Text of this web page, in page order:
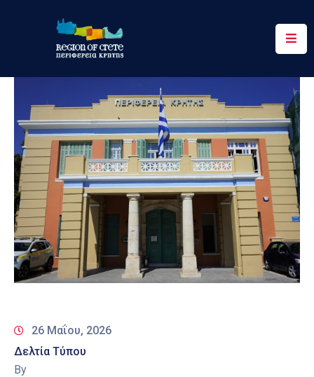
Περιφέρεια
Έργα
Δράσεις
Ψηφιακές
Υπηρεσίες
Επικοινωνία
26 Μαΐου, 2026
Δελτία Τύπου
By